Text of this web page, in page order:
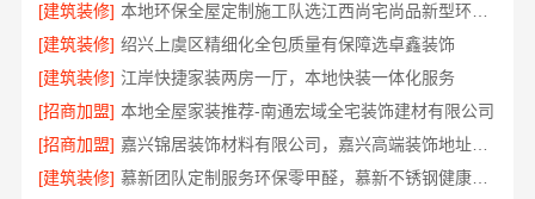
[建筑装修]
本地环保全屋定制施工队选江西尚宅尚品新型环保材料有限公司
[建筑装修] 绍兴上虞区精细化全包质量有保障选卓鑫装饰
[建筑装修] 江岸快捷家装两房一厅，本地快装一体化服务
[招商加盟] 本地全屋家装推荐-南通宏域全宅装饰建材有限公司
[招商加盟]
嘉兴锦居装饰材料有限公司，嘉兴高端装饰地址查询
[建筑装修]
慕新团队定制服务环保零甲醛，慕新不锈钢健康居家首选